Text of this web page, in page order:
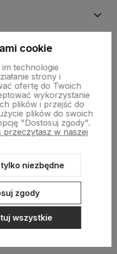
Szablon Shoper Modern 3.0™
cookie
technologie
strony i
ofertę do Twoich
wykorzystanie
plików i przejść do
plików do swoich
"Dostosuj zgody".
przeczytasz w naszej
niezbędne
zgody
wszystkie